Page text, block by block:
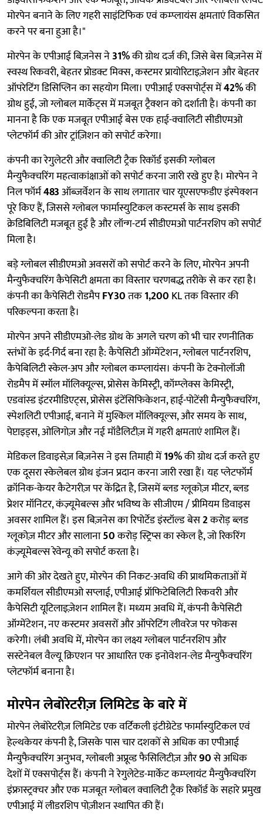
मोरपेन बनाने के लिए गहरी साइंटिफिक एवं कम्प्लायंस क्षमताएं विकसित
करने पर बना हुआ है।"
मोरपेन के एपीआई बिज़नेस ने31%की ग्रोथ दर्ज की, जिसे बेस बिज़नेस में
स्वस्थ रिकवरी, बेहतर प्रोडक्ट मिक्स, कस्टमर प्रायोरिटाइज़ेशन और बेहतर
ऑपरेटिंग डिसिप्लिन का सहयोग मिला। एपीआई एक्सपोर्ट्स में42%की
ग्रोथ हुई, जो ग्लोबल मार्केट्स में मजबूत ट्रैक्शन को दर्शाती है। कंपनी का
मानना है कि एक मजबूत एपीआई बेस एक हाई-क्वालिटी सीडीएमओ
प्लेटफॉर्म की ओर ट्रांज़िशन को सपोर्ट करेगा।
कंपनी का रेगुलेटरी और क्वालिटी ट्रैक रिकॉर्ड इसकी ग्लोबल
मैन्युफैक्चरिंग महत्वाकांक्षाओं को सपोर्ट करना जारी रखे हुए है। मोरपेन ने
निल फॉर्म483ऑब्ज़र्वेशन के साथ लगातार चार यूएसएफडीए इंस्पेक्शन
पूरे किए हैं, जिससे ग्लोबल फार्मास्युटिकल कस्टमर्स के साथ इसकी
क्रेडिबिलिटी मजबूत हुई है और लॉन्ग-टर्म सीडीएमओ पार्टनरशिप को सपोर्ट
मिला है।
बड़े ग्लोबल सीडीएमओ अवसरों को सपोर्ट करने के लिए, मोरपेन अपनी
मैन्युफैक्चरिंग कैपेसिटी क्षमता का विस्तार चरणबद्ध तरीके से कर रहा है।
कंपनी का कैपेसिटी रोडमैपFY30तक1,200 KL तक विस्तार की
परिकल्पना करता है।
मोरपेन अपने सीडीएमओ-लेड ग्रोथ के अगले चरण को भी चार रणनीतिक
स्तंभों के इर्द-गिर्द बना रहा है: कैपेसिटी ऑग्मेंटेशन, ग्लोबल पार्टनरशिप,
कैपेबिलिटी स्केल-अप और ग्लोबल कम्प्लायंस। कंपनी के टेक्नोलॉजी
रोडमैप में स्मॉल मॉलिक्यूल्स, प्रोसेस केमिस्ट्री, कॉम्प्लेक्स केमिस्ट्री,
एडवांस्ड इंटरमीडिएट्स, प्रोसेस इंटेंसिफिकेशन, हाई-पोटेंसी मैन्युफैक्चरिंग,
स्पेशलिटी एपीआई, बनाने में मुश्किल मॉलिक्यूल्स, और समय के साथ,
पेप्टाइड्स, ओलिगोज़ और नई मॉडैलिटीज़ में गहरी क्षमताएं शामिल हैं।
मेडिकल डिवाइसेज़ बिज़नेस ने इस तिमाही में19%की ग्रोथ दर्ज करते हुए
एक दूसरा स्केलेबल ग्रोथ इंजन प्रदान करना जारी रखा हैं। यह प्लेटफॉर्म
क्रॉनिक-केयर कैटेगरीज़ पर केंद्रित है, जिसमें ब्लड ग्लूकोज़ मीटर, ब्लड
प्रेशर मॉनिटर, कंज़्यूमेबल्स और भविष्य के सीजीएम / प्रीमियम डिवाइस
अवसर शामिल हैं। इस बिज़नेस का रिपोर्टेड इंस्टॉल्ड बेस2करोड़ ब्लड
ग्लूकोज़ मीटर और सालाना50करोड़ स्ट्रिप्स का स्केल है, जो रिकरिंग
कंज़्यूमेबल्स रेवेन्यू को सपोर्ट करता है।
आगे की ओर देखते हुए, मोरपेन की निकट-अवधि की प्राथमिकताओं में
कमर्शियल सीडीएमओ सप्लाई, एपीआई प्रॉफिटेबिलिटी रिकवरी और
कैपेसिटी यूटिलाइज़ेशन शामिल हैं। मध्यम अवधि में, कंपनी कैपेसिटी
ऑग्मेंटेशन, नए कस्टमर अवसरों और ऑपरेटिंग लीवरेज पर फोकस
करेगी। लंबी अवधि में, मोरपेन का लक्ष्य ग्लोबल पार्टनरशिप और
सस्टेनेबल वैल्यू क्रिएशन पर आधारित एक इनोवेशन-लेड मैन्युफैक्चरिंग
प्लेटफॉर्म बनाना है।
मोरपेन लेबोरेटरीज़ लिमिटेड के बारे में
मोरपेन लेबोरेटरीज़ लिमिटेड एक वर्टिकली इंटीग्रेटेड फार्मास्युटिकल एवं
हेल्थकेयर कंपनी है, जिसके पास चार दशकों से अधिक का एपीआई
मैन्युफैक्चरिंग अनुभव, ग्लोबली अप्रूव्ड फैसिलिटीज़ और90से अधिक
देशों में एक्सपोर्ट्स हैं। कंपनी ने रेगुलेटेड-मार्केट कम्प्लायंट मैन्युफैक्चरिंग
इंफ्रास्ट्रक्चर और एक मजबूत ग्लोबल क्वालिटी ट्रैक रिकॉर्ड के सहारे प्रमुख
एपीआई में लीडरशिप पोज़ीशन स्थापित की हैं।